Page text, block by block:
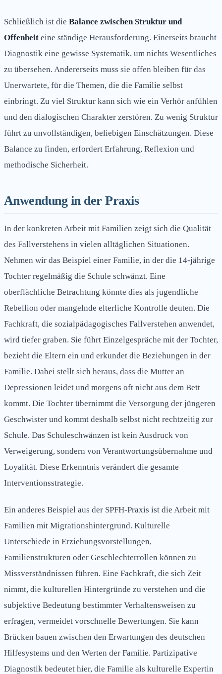
Schließlich ist die Balance zwischen Struktur und
Offenheit eine ständige Herausforderung. Einerseits braucht
Diagnostik eine gewisse Systematik, um nichts Wesentliches
zu übersehen. Andererseits muss sie offen bleiben für das
Unerwartete, für die Themen, die die Familie selbst
einbringt. Zu viel Struktur kann sich wie ein Verhör anfühlen
und den dialogischen Charakter zerstören. Zu wenig Struktur
führt zu unvollständigen, beliebigen Einschätzungen. Diese
Balance zu finden, erfordert Erfahrung, Reflexion und
methodische Sicherheit.
Anwendung in der Praxis
In der konkreten Arbeit mit Familien zeigt sich die Qualität
des Fallverstehens in vielen alltäglichen Situationen.
Nehmen wir das Beispiel einer Familie, in der die 14-jährige
Tochter regelmäßig die Schule schwänzt. Eine
oberflächliche Betrachtung könnte dies als jugendliche
Rebellion oder mangelnde elterliche Kontrolle deuten. Die
Fachkraft, die sozialpädagogisches Fallverstehen anwendet,
wird tiefer graben. Sie führt Einzelgespräche mit der Tochter,
bezieht die Eltern ein und erkundet die Beziehungen in der
Familie. Dabei stellt sich heraus, dass die Mutter an
Depressionen leidet und morgens oft nicht aus dem Bett
kommt. Die Tochter übernimmt die Versorgung der jüngeren
Geschwister und kommt deshalb selbst nicht rechtzeitig zur
Schule. Das Schuleschwänzen ist kein Ausdruck von
Verweigerung, sondern von Verantwortungsübernahme und
Loyalität. Diese Erkenntnis verändert die gesamte
Interventionsstrategie.
Ein anderes Beispiel aus der SPFH-Praxis ist die Arbeit mit
Familien mit Migrationshintergrund. Kulturelle
Unterschiede in Erziehungsvorstellungen,
Familienstrukturen oder Geschlechterrollen können zu
Missverständnissen führen. Eine Fachkraft, die sich Zeit
nimmt, die kulturellen Hintergründe zu verstehen und die
subjektive Bedeutung bestimmter Verhaltensweisen zu
erfragen, vermeidet vorschnelle Bewertungen. Sie kann
Brücken bauen zwischen den Erwartungen des deutschen
Hilfesystems und den Werten der Familie. Partizipative
Diagnostik bedeutet hier, die Familie als kulturelle Expertin